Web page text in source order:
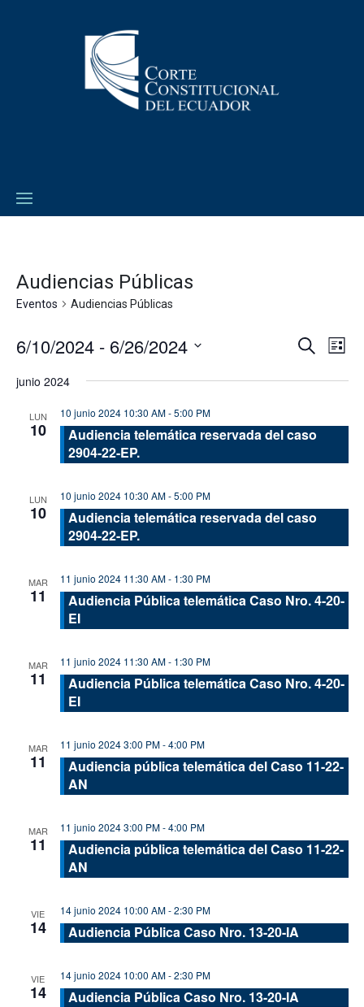
Audiencias Públicas
Eventos Audiencias Públicas
vistas
de
Buscar
Lista
6/10/2024 - 6/26/2024
fecha.
junio 2024
LUN
10
10 junio 2024 10:30 AM-5:00 PM
Audiencia telemática reservada del caso
2904-22-EP.
LUN
10
10 junio 2024 10:30 AM-5:00 PM
Audiencia telemática reservada del caso
2904-22-EP.
MAR
11
11 junio 2024 11:30 AM- 1:30 PM
Audiencia Pública telemática Caso Nro. 4-20-
EI
MAR
11
11 junio 2024 11:30 AM- 1:30 PM
Audiencia Pública telemática Caso Nro. 4-20-
EI
MAR
11
11 junio 2024 3:00 PM-4:00 PM
Audiencia pública telemática del Caso 11-22-
AN
MAR
11
11 junio 2024 3:00 PM-4:00 PM
Audiencia pública telemática del Caso 11-22-
AN
VIE
14
14 junio 2024 10:00 AM-2:30 PM
Audiencia Pública Caso Nro. 13-20-IA
VIE
14
14 junio 2024 10:00 AM-2:30 PM
Audiencia Pública Caso Nro. 13-20-IA